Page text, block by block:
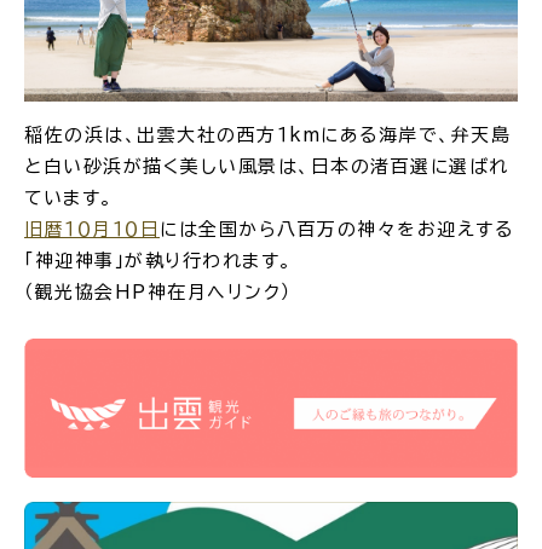
For Foreigners
外国人の方へ
ふるさと納税
場面から
稲佐の浜は、出雲大社の西方１kmにある海岸で、弁天島
と白い砂浜が描く美しい風景は、日本の渚百選に選ばれ
ています。
旧暦１０月１０日 には全国から八百万の神々をお迎えする
「神迎神事」が執り行われます。
（観光協会HP神在月へリンク）